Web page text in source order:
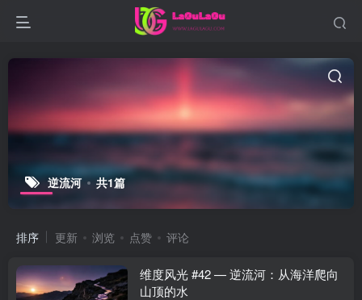
逆流河 共1篇
排序 更新 浏览 点赞 评论
维度风光 #42 — 逆流河：从海洋爬向
山顶的水